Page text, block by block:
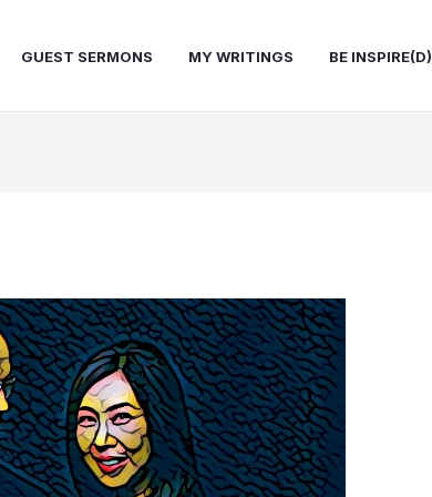
GUEST SERMONS MY WRITINGS BE INSPIRE(D)